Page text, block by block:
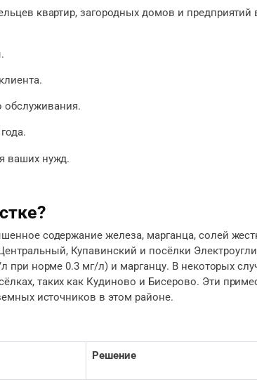
квартир, загородных домов и
обслуживания.
ваших нужд.
содержание железа, марганца, солей
Купавинский и посёлки
норме 0.3 мг/л) и марганцу. В некоторых
таких как Кудиново и Бисерово. Эти
источников в этом районе.
Решение